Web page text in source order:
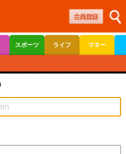
スポーツ ライフ マネー